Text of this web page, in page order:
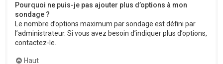
Pourquoi ne puis-je pas ajouter plus d’options à mon
sondage ?
Le nombre d’options maximum par sondage est défini par
l’administrateur. Si vous avez besoin d’indiquer plus d’options,
contactez-le.
Haut